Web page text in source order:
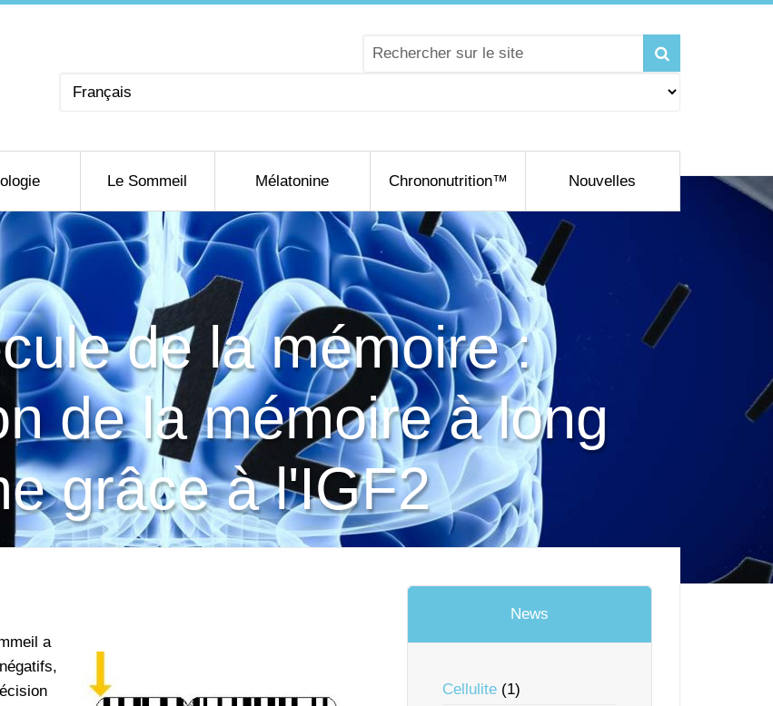
Choisir
Le Sommeil Mélatonine Chrononutrition™ Nouvelles
de la mémoire :
de la mémoire à long
grâce à l'IGF2
a
News
Cellulite (1)